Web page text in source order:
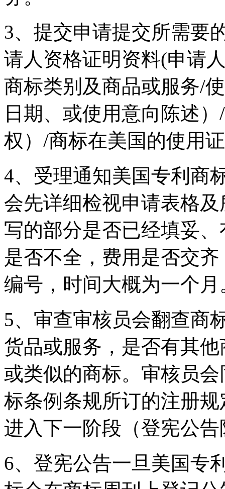
3、提交申请提交所需要
请人资格证明资料(申请
商标类别及商品或服务/
日期、或使用意向陈述
权）/商标在美国的使用
4、受理通知美国专利商
会先详细检视申请表格
写的部分是否已经填妥
是否不全，费用是否交
编号，时间大概为一个月
5、审查审核员会翻查商
货品或服务，是否有其
或类似的商标。审核员
标条例条规所订的注册
进入下一阶段（登宪公告
6、登宪公告一旦美国专